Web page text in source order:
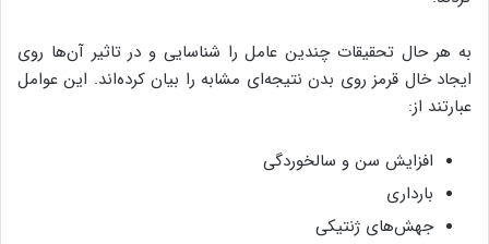
به هر حال تحقیقات چندین عامل را شناسایی و در تاثیر آن‌ها روی
ایجاد خال قرمز روی بدن نتیجه‌ای مشابه را بیان کرده‌اند. این عوامل
عبارتند از:
افزایش سن و سالخوردگی
بارداری
جهش‌های ژنتیکی